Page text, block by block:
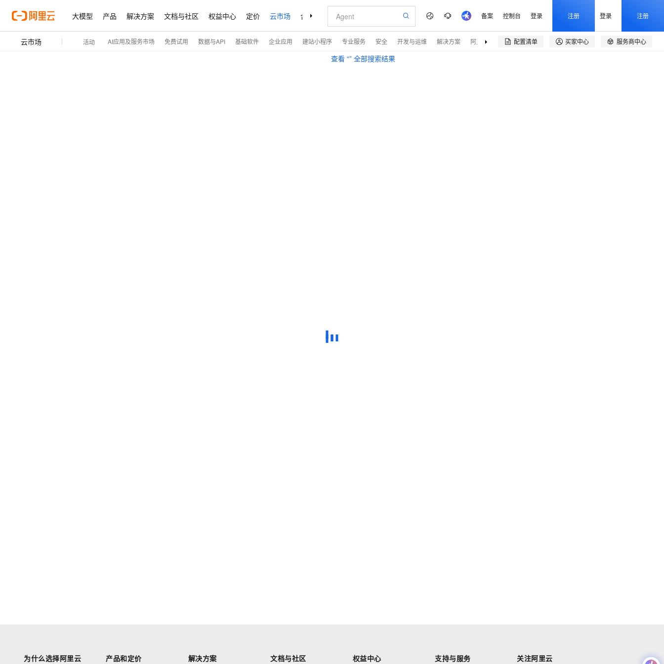
大模型 产品 解决方案 文档与社区 权益中心 定价 云市场 合作伙伴 支持与服务 了解阿里云
查看 “” 全部搜索结果
备案 控制台 登录 注册 登录 注册
云市场 活动 AI应用及服务市场 免费试用 数据与API 基础软件 企业应用 建站小程序 专业服务 安全 开发与运维 解决方案 阿里云精选 伙伴招募
配置清单  买家中心  服务商中心
为什么选择阿里云 产品和定价 解决方案 文档与社区 权益中心 支持与服务 关注阿里云